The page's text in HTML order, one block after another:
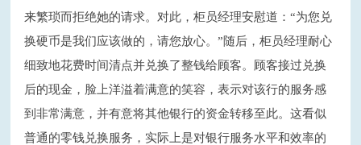
来繁琐而拒绝她的请求。对此，柜员经理安慰道：“为您兑
换硬币是我们应该做的，请您放心。”随后，柜员经理耐心
细致地花费时间清点并兑换了整钱给顾客。顾客接过兑换
后的现金，脸上洋溢着满意的笑容，表示对该行的服务感
到非常满意，并有意将其他银行的资金转移至此。这看似
普通的零钱兑换服务，实际上是对银行服务水平和效率的